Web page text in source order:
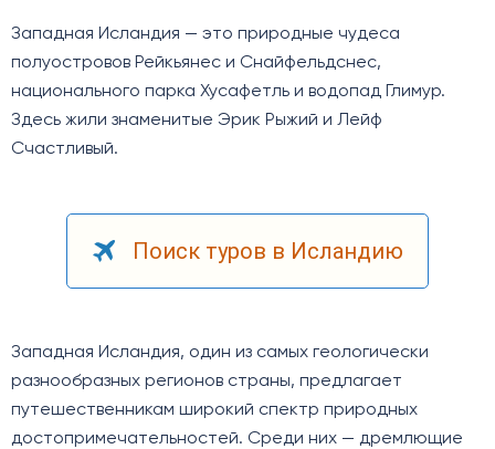
Западная Исландия — это природные чудеса
полуостровов Рейкьянес и Снайфельдснес,
национального парка Хусафетль и водопад Глимур.
Здесь жили знаменитые Эрик Рыжий и Лейф
Счастливый.
Поиск туров в Исландию
Западная Исландия, один из самых геологически
разнообразных регионов страны, предлагает
путешественникам широкий спектр природных
достопримечательностей. Среди них — дремлющие